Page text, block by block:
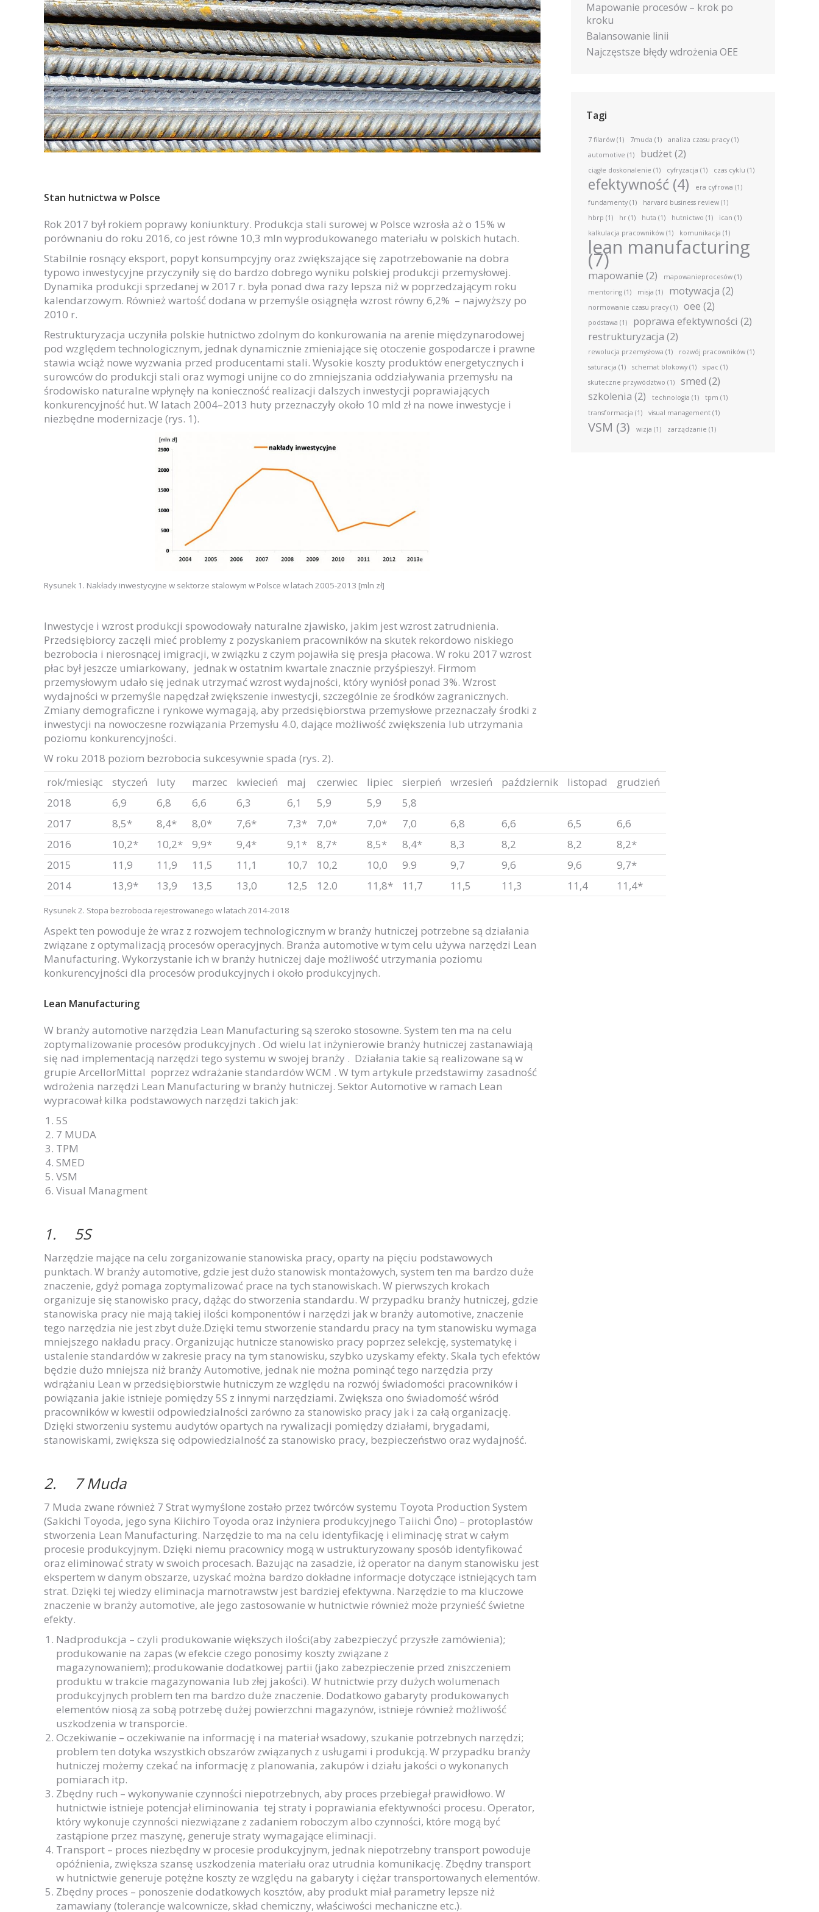
Stan hutnictwa w Polsce
Rok 2017 był rokiem poprawy koniunktury. Produkcja stali surowej w Polsce wzrosła aż o 15% w
porównaniu do roku 2016, co jest równe 10,3 mln wyprodukowanego materiału w polskich hutach.
Stabilnie rosnący eksport, popyt konsumpcyjny oraz zwiększające się zapotrzebowanie na dobra
typowo inwestycyjne przyczyniły się do bardzo dobrego wyniku polskiej produkcji przemysłowej.
Dynamika produkcji sprzedanej w 2017 r. była ponad dwa razy lepsza niż w poprzedzającym roku
kalendarzowym. Również wartość dodana w przemyśle osiągnęła wzrost równy 6,2% – najwyższy po
2010 r.
Restrukturyzacja uczyniła polskie hutnictwo zdolnym do konkurowania na arenie międzynarodowej
pod względem technologicznym, jednak dynamicznie zmieniające się otoczenie gospodarcze i prawne
stawia wciąż nowe wyzwania przed producentami stali. Wysokie koszty produktów energetycznych i
surowców do produkcji stali oraz wymogi unijne co do zmniejszania oddziaływania przemysłu na
środowisko naturalne wpłynęły na konieczność realizacji dalszych inwestycji poprawiających
konkurencyjność hut. W latach 2004–2013 huty przeznaczyły około 10 mld zł na nowe inwestycje i
niezbędne modernizacje (rys. 1).
Rysunek 1. Nakłady inwestycyjne w sektorze stalowym w Polsce w latach 2005-2013 [mln zł]
Inwestycje i wzrost produkcji spowodowały naturalne zjawisko, jakim jest wzrost zatrudnienia.
Przedsiębiorcy zaczęli mieć problemy z pozyskaniem pracowników na skutek rekordowo niskiego
bezrobocia i nierosnącej imigracji, w związku z czym pojawiła się presja płacowa. W roku 2017 wzrost
płac był jeszcze umiarkowany, jednak w ostatnim kwartale znacznie przyśpieszył. Firmom
przemysłowym udało się jednak utrzymać wzrost wydajności, który wyniósł ponad 3%. Wzrost
wydajności w przemyśle napędzał zwiększenie inwestycji, szczególnie ze środków zagranicznych.
Zmiany demograficzne i rynkowe wymagają, aby przedsiębiorstwa przemysłowe przeznaczały środki z
inwestycji na nowoczesne rozwiązania Przemysłu 4.0, dające możliwość zwiększenia lub utrzymania
poziomu konkurencyjności.
W roku 2018 poziom bezrobocia sukcesywnie spada (rys. 2).
rok/miesiąc
styczeń luty marzec kwiecień maj czerwiec lipiec sierpień wrzesień październik listopad
grudzień
2018
6,9 6,8 6,6 6,3 6,1 5,9 5,9
5,8
2017
8,5* 8,4* 8,0* 7,6* 7,3* 7,0* 7,0* 7,0 6,8 6,6 6,5
6,6
2016
10,2* 10,2* 9,9* 9,4* 9,1* 8,7* 8,5* 8,4* 8,3 8,2 8,2
8,2*
2015
11,9 11,9 11,5 11,1 10,7 10,2 10,0 9.9 9,7 9,6 9,6
9,7*
2014
13,9* 13,9 13,5 13,0 12,5 12.0 11,8* 11,7 11,5 11,3 11,4 11,4*
Rysunek 2. Stopa bezrobocia rejestrowanego w latach 2014-2018
Aspekt ten powoduje że wraz z rozwojem technologicznym w branży hutniczej potrzebne są działania
związane z optymalizacją procesów operacyjnych. Branża automotive w tym celu używa narzędzi Lean
Manufacturing. Wykorzystanie ich w branży hutniczej daje możliwość utrzymania poziomu
konkurencyjności dla procesów produkcyjnych i około produkcyjnych.
Lean Manufacturing
W branży automotive narzędzia Lean Manufacturing są szeroko stosowne. System ten ma na celu
zoptymalizowanie procesów produkcyjnych . Od wielu lat inżynierowie branży hutniczej zastanawiają
się nad implementacją narzędzi tego systemu w swojej branży . Działania takie są realizowane są w
grupie ArcellorMittal poprzez wdrażanie standardów WCM . W tym artykule przedstawimy zasadność
wdrożenia narzędzi Lean Manufacturing w branży hutniczej. Sektor Automotive w ramach Lean
wypracował kilka podstawowych narzędzi takich jak:
5S
7 MUDA
TPM
SMED
VSM
Visual Managment
1. 5S
Narzędzie mające na celu zorganizowanie stanowiska pracy, oparty na pięciu podstawowych
punktach. W branży automotive, gdzie jest dużo stanowisk montażowych, system ten ma bardzo duże
znaczenie, gdyż pomaga zoptymalizować prace na tych stanowiskach. W pierwszych krokach
organizuje się stanowisko pracy, dążąc do stworzenia standardu. W przypadku branży hutniczej, gdzie
stanowiska pracy nie mają takiej ilości komponentów i narzędzi jak w branży automotive, znaczenie
tego narzędzia nie jest zbyt duże.Dzięki temu stworzenie standardu pracy na tym stanowisku wymaga
mniejszego nakładu pracy. Organizując hutnicze stanowisko pracy poprzez selekcję, systematykę i
ustalenie standardów w zakresie pracy na tym stanowisku, szybko uzyskamy efekty. Skala tych efektów
będzie dużo mniejsza niż branży Automotive, jednak nie można pominąć tego narzędzia przy
wdrążaniu Lean w przedsiębiorstwie hutniczym ze względu na rozwój świadomości pracowników i
powiązania jakie istnieje pomiędzy 5S z innymi narzędziami. Zwiększa ono świadomość wśród
pracowników w kwestii odpowiedzialności zarówno za stanowisko pracy jak i za całą organizację.
Dzięki stworzeniu systemu audytów opartych na rywalizacji pomiędzy działami, brygadami,
stanowiskami, zwiększa się odpowiedzialność za stanowisko pracy, bezpieczeństwo oraz wydajność.
2. 7 Muda
7 Muda zwane również 7 Strat wymyślone zostało przez twórców systemu Toyota Production System
(Sakichi Toyoda, jego syna Kiichiro Toyoda oraz inżyniera produkcyjnego Taiichi Ōno) – protoplastów
stworzenia Lean Manufacturing. Narzędzie to ma na celu identyfikację i eliminację strat w całym
procesie produkcyjnym. Dzięki niemu pracownicy mogą w ustrukturyzowany sposób identyfikować
oraz eliminować straty w swoich procesach. Bazując na zasadzie, iż operator na danym stanowisku jest
ekspertem w danym obszarze, uzyskać można bardzo dokładne informacje dotyczące istniejących tam
strat. Dzięki tej wiedzy eliminacja marnotrawstw jest bardziej efektywna. Narzędzie to ma kluczowe
znaczenie w branży automotive, ale jego zastosowanie w hutnictwie również może przynieść świetne
efekty.
Nadprodukcja – czyli produkowanie większych ilości(aby zabezpieczyć przyszłe zamówienia);
produkowanie na zapas (w efekcie czego ponosimy koszty związane z
magazynowaniem);.produkowanie dodatkowej partii (jako zabezpieczenie przed zniszczeniem
produktu w trakcie magazynowania lub złej jakości). W hutnictwie przy dużych wolumenach
produkcyjnych problem ten ma bardzo duże znaczenie. Dodatkowo gabaryty produkowanych
elementów niosą za sobą potrzebę dużej powierzchni magazynów, istnieje również możliwość
uszkodzenia w transporcie.
Oczekiwanie – oczekiwanie na informację i na materiał wsadowy, szukanie potrzebnych narzędzi;
problem ten dotyka wszystkich obszarów związanych z usługami i produkcją. W przypadku branży
hutniczej możemy czekać na informację z planowania, zakupów i działu jakości o wykonanych
pomiarach itp.
Zbędny ruch – wykonywanie czynności niepotrzebnych, aby proces przebiegał prawidłowo. W
hutnictwie istnieje potencjał eliminowania tej straty i poprawiania efektywności procesu. Operator,
który wykonuje czynności niezwiązane z zadaniem roboczym albo czynności, które mogą być
zastąpione przez maszynę, generuje straty wymagające eliminacji.
Transport – proces niezbędny w procesie produkcyjnym, jednak niepotrzebny transport powoduje
opóźnienia, zwiększa szansę uszkodzenia materiału oraz utrudnia komunikację. Zbędny transport
w hutnictwie generuje potężne koszty ze względu na gabaryty i ciężar transportowanych elementów.
Zbędny proces – ponoszenie dodatkowych kosztów, aby produkt miał parametry lepsze niż
zamawiany (tolerancje walcownicze, skład chemiczny, właściwości mechaniczne etc.).
Mapowanie procesów – krok po
kroku
Balansowanie linii
Najczęstsze błędy wdrożenia OEE
Tagi
7 filarów (1) 7muda (1) analiza czasu pracy (1)
automotive (1) budżet(2)
ciągłe doskonalenie (1) cyfryzacja (1) czas cyklu (1)
efektywność (4) era cyfrowa (1)
fundamenty (1) harvard business review (1)
hbrp (1) hr (1) huta (1) hutnictwo (1) ican (1)
kalkulacja pracowników (1) komunikacja (1)
lean manufacturing
(7)
mapowanie (2) mapowanieprocesów (1)
mentoring (1) misja (1) motywacja (2)
normowanie czasu pracy (1) oee (2)
podstawa (1) poprawa efektywności (2)
restrukturyzacja (2)
rewolucja przemysłowa (1) rozwój pracowników (1)
saturacja (1) schemat blokowy (1) sipac (1)
skuteczne przywództwo (1) smed (2)
szkolenia (2) technologia (1) tpm (1)
transformacja (1) visual management (1)
VSM (3) wizja (1) zarządzanie (1)